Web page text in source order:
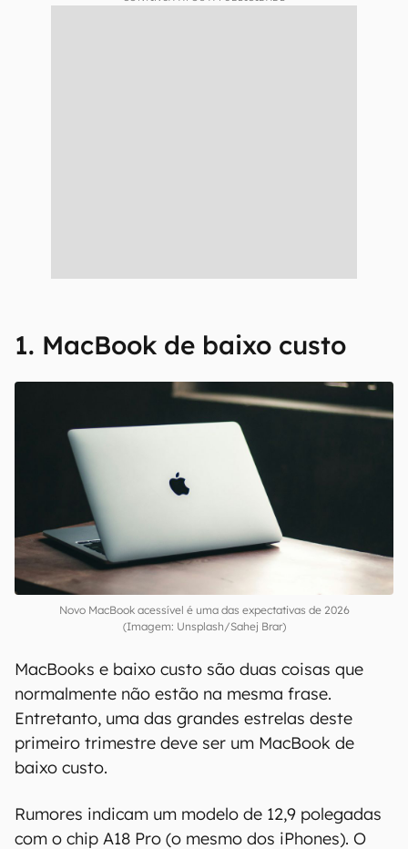
1. MacBook de baixo custo
Novo MacBook acessível é uma das expectativas de 2026
(Imagem: Unsplash/Sahej Brar)
MacBooks e baixo custo são duas coisas que
normalmente não estão na mesma frase.
Entretanto, uma das grandes estrelas deste
primeiro trimestre deve ser um MacBook de
baixo custo.
Rumores indicam um modelo de 12,9 polegadas
com o chip A18 Pro (o mesmo dos iPhones). O